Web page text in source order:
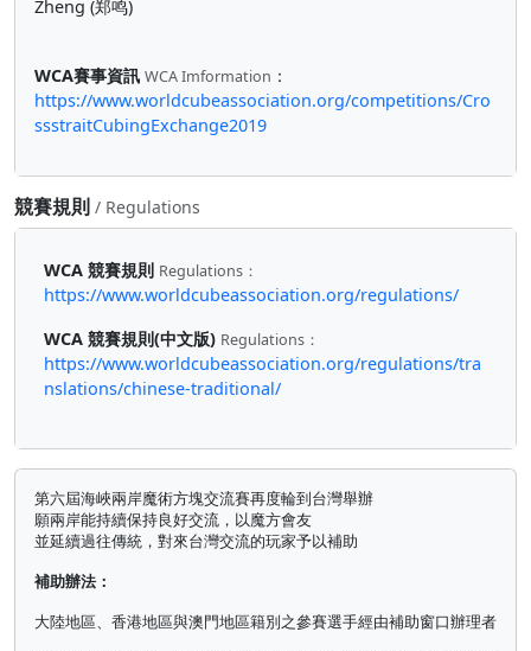
Zheng (郑鸣)
WCA賽事資訊 WCA Imformation ：
https://www.worldcubeassociation.org/competitions/Cro
ssstraitCubingExchange2019
競賽規則 / Regulations
WCA 競賽規則 Regulations：
https://www.worldcubeassociation.org/regulations/
WCA 競賽規則(中文版) Regulations：
https://www.worldcubeassociation.org/regulations/tra
nslations/chinese-traditional/
第六屆海峽兩岸魔術方塊交流賽再度輪到台灣舉辦
願兩岸能持續保持良好交流，以魔方會友
並延續過往傳統，對來台灣交流的玩家予以補助
補助辦法：
大陸地區、香港地區與澳門地區籍別之參賽選手經由補助窗口辦理者